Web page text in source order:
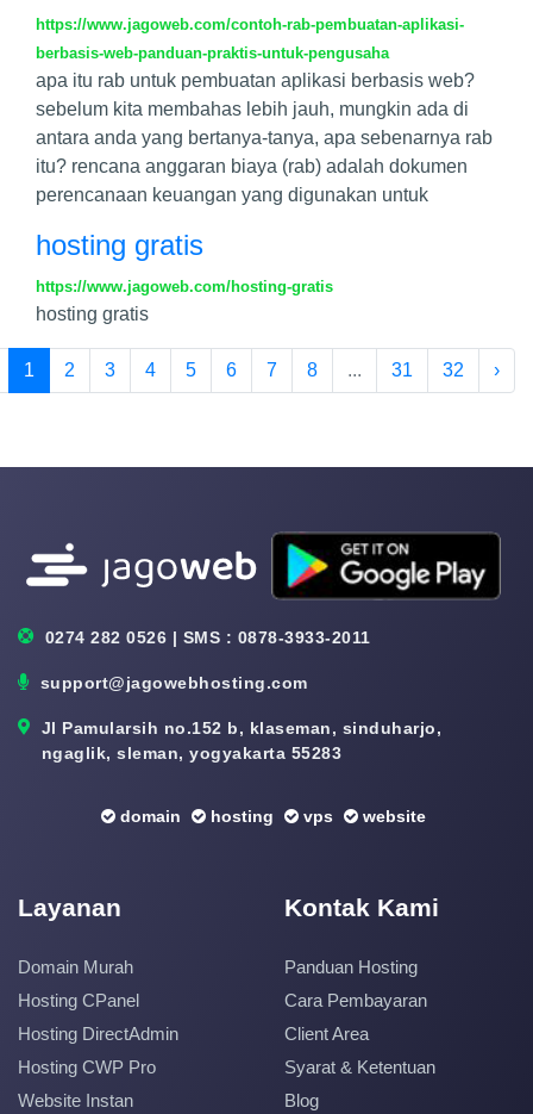
https://www.jagoweb.com/contoh-rab-pembuatan-aplikasi-
berbasis-web-panduan-praktis-untuk-pengusaha
apa itu rab untuk pembuatan aplikasi berbasis web?
sebelum kita membahas lebih jauh, mungkin ada di
antara anda yang bertanya-tanya, apa sebenarnya rab
itu? rencana anggaran biaya (rab) adalah dokumen
perencanaan keuangan yang digunakan untuk
hosting gratis
https://www.jagoweb.com/hosting-gratis
hosting gratis
1 2 3 4 5 6 7 8 ... 31 32 ›
0274 282 0526 | SMS : 0878-3933-2011
support@jagowebhosting.com
Jl Pamularsih no.152 b, klaseman, sinduharjo,
ngaglik, sleman, yogyakarta 55283
domain hosting vps website
Layanan
Domain Murah
Hosting CPanel
Hosting DirectAdmin
Hosting CWP Pro
Website Instan
Kontak Kami
Panduan Hosting
Cara Pembayaran
Client Area
Syarat & Ketentuan
Blog